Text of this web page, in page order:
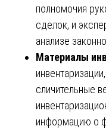
полномочия
сделок, и
анализе
Материалы
сличительные
информацию о